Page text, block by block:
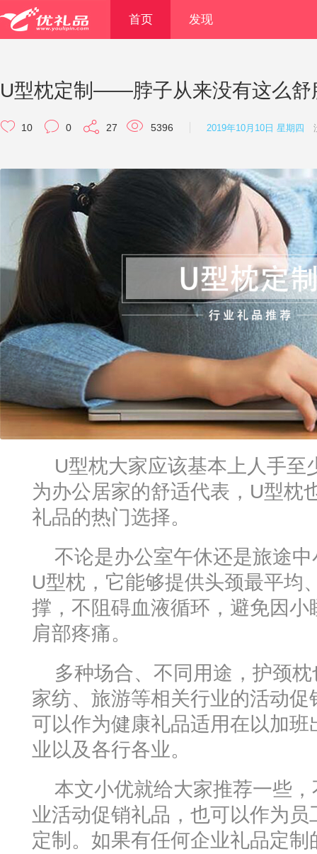
首页 发现
U型枕定制——脖子从来没有这么舒
10 0 27 5396 2019年10月10日 星期四
U型枕大家应该基本上人手至
为办公居家的舒适代表，U型枕
礼品的热门选择。
不论是办公室午休还是旅途
U型枕，它能够提供头颈最平均
撑，不阻碍血液循环，避免因小
肩部疼痛。
多种场合、不同用途，护颈
家纺、旅游等相关行业的活动促
可以作为健康礼品适用在以加班
业以及各行各业。
本文小优就给大家推荐一些
业活动促销礼品，也可以作为员
定制。如果有任何企业礼品定制